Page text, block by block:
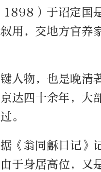
1898）于诏定国
用，交地方官养
人物，也是晚清
达四十余年，大
。
《翁同龢日记》
于身居高位，又